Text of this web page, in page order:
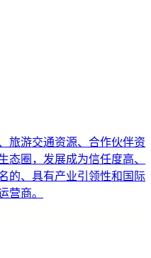
旅游交通资源、合作伙伴资
态圈，发展成为信任度高、
的、具有产业引领性和国际
营商。